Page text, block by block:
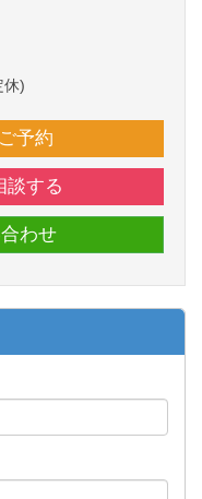
休)
予約
する
わせ